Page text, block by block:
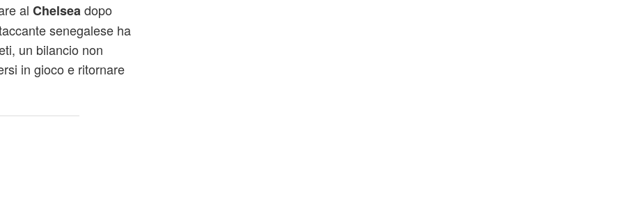
al Chelsea dopo
senegalese ha
un bilancio non
in gioco e ritornare